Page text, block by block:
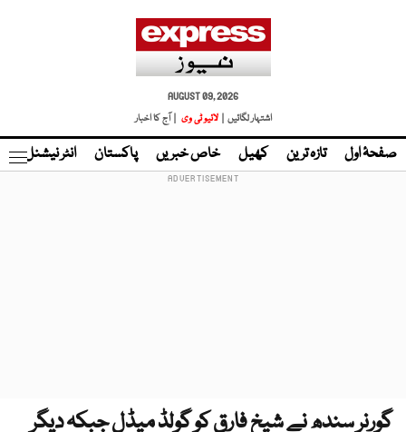
AUGUST 09, 2026
اشتہار لگائیں |
لائیو ٹی وی | آج کا اخبار
صفحۂ اول تازہ ترین کھیل خاص خبریں پاکستان انٹر نیشنل
گورنر سندھ نے شیخ فارق کو گولڈ میڈل جبکہ دیگر